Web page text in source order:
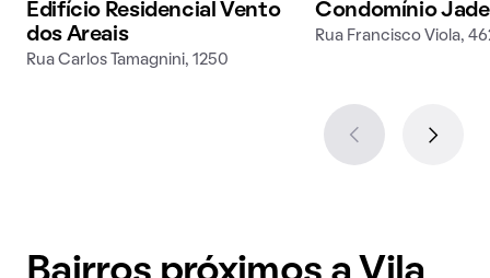
Edifício Residencial Vento
dos Areais
Rua Carlos Tamagnini, 1250
Condomínio Jade
Rua Francisco Viola,